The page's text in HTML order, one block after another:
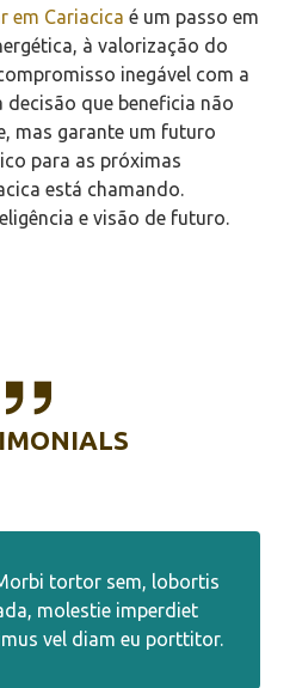
em Cariacica é um passo em
à valorização do
inegável com a
decisão que beneficia não
mas garante um futuro
para as próximas
está chamando.
e visão de futuro.
tortor sem, lobortis
molestie imperdiet
vel diam eu porttitor.